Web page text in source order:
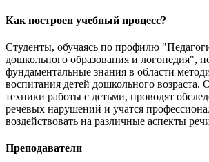
Как построен учебный процесс?
Студенты, обучаясь по профилю
дошкольного образования и логопедия",
фундаментальные знания в области
воспитания детей дошкольного возраста.
техники работы с детьми, проводят
речевых нарушений и учатся
воздействовать на различные аспекты
Преподаватели